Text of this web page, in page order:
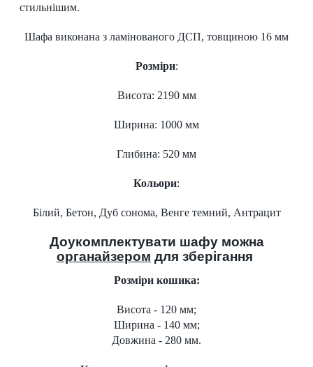
стильнішим.
Шафа виконана з ламінованого ДСП, товщиною 16 мм
Розміри:
Висота: 2190 мм
Ширина: 1000 мм
Глибина: 520 мм
Кольори:
Білий, Бетон, Дуб сонома, Венге темний, Антрацит
Доукомплектувати шафу можна
органайзером для зберігання
Розміри кошика:
Висота - 120 мм;
Ширина - 140 мм;
Довжина - 280 мм.